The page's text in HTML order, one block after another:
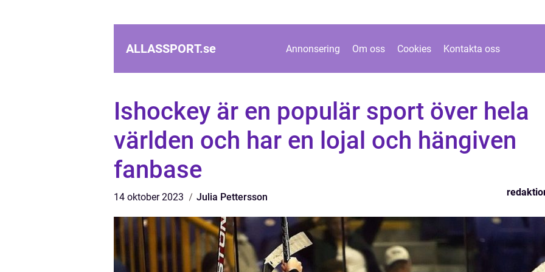
ALLASSPORT.se Annonsering Om oss Cookies Kontakta oss
Ishockey är en populär sport över hela
världen och har en lojal och hängiven
fanbase
14 oktober 2023 Julia Pettersson